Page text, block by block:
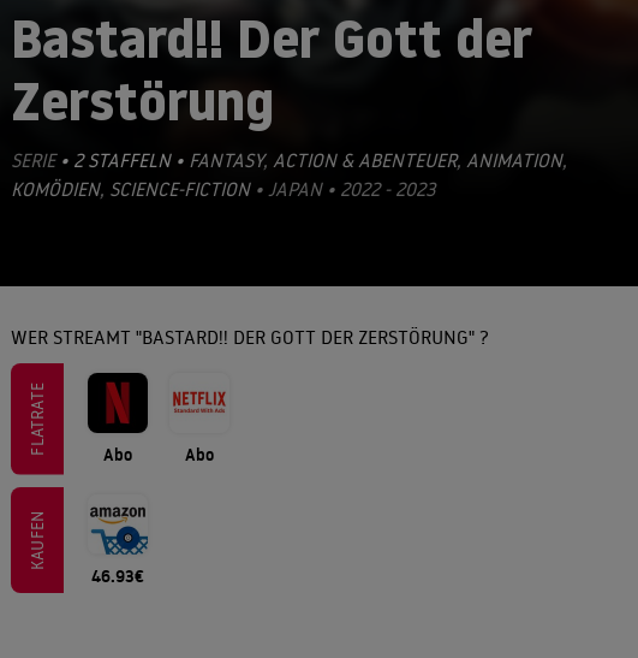
Bastard!! Der Gott der
Zerstörung
SERIE • 2 STAFFELN • FANTASY, ACTION & ABENTEUER, ANIMATION,
KOMÖDIEN, SCIENCE-FICTION• JAPAN • 2022 - 2023
WER STREAMT "BASTARD!! DER GOTT DER ZERSTÖRUNG" ?
FLATRATE Abo Abo
KAUFEN
46.93€